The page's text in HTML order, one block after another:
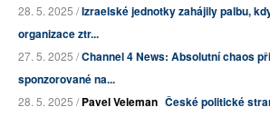
28. 5. 2025 /Izraelské jednotky zahájily palbu,
organizace ztr...
27. 5. 2025 /Channel 4 News: Absolutní chaos
sponzorované na...
28. 5. 2025 /Pavel Veleman České politické